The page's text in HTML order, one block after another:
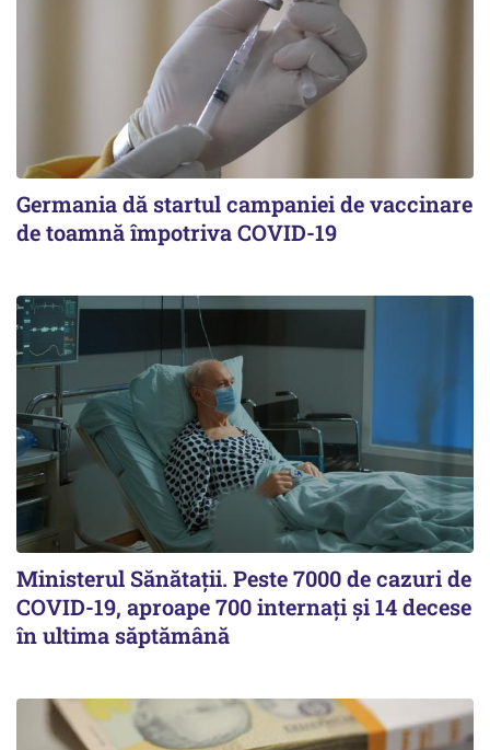
Germania dă startul campaniei de vaccinare
de toamnă împotriva COVID-19
Ministerul Sănătații. Peste 7000 de cazuri de
COVID-19, aproape 700 internați și 14 decese
în ultima săptămână